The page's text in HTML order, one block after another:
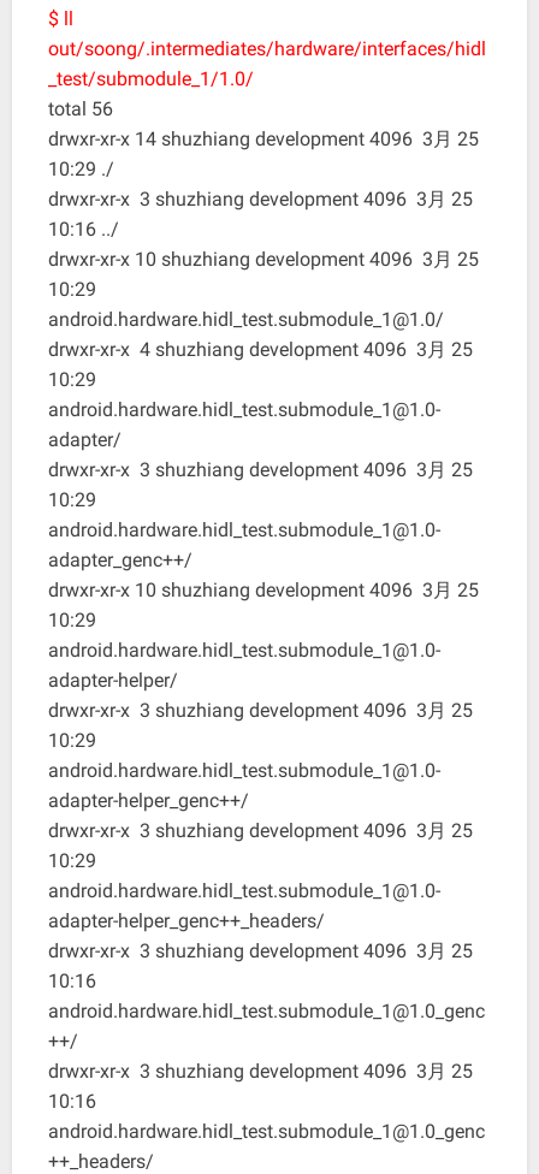
$ ll
out/soong/.intermediates/hardware/interfaces/hidl
_test/submodule_1/1.0/
total 56
drwxr-xr-x 14 shuzhiang development 4096 3月 25
10:29 ./
drwxr-xr-x 3 shuzhiang development 4096 3月 25
10:16 ../
drwxr-xr-x 10 shuzhiang development 4096 3月 25
10:29
android.hardware.hidl_test.submodule_1@1.0/
drwxr-xr-x 4 shuzhiang development 4096 3月 25
10:29
android.hardware.hidl_test.submodule_1@1.0-
adapter/
drwxr-xr-x 3 shuzhiang development 4096 3月 25
10:29
android.hardware.hidl_test.submodule_1@1.0-
adapter_genc++/
drwxr-xr-x 10 shuzhiang development 4096 3月 25
10:29
android.hardware.hidl_test.submodule_1@1.0-
adapter-helper/
drwxr-xr-x 3 shuzhiang development 4096 3月 25
10:29
android.hardware.hidl_test.submodule_1@1.0-
adapter-helper_genc++/
drwxr-xr-x 3 shuzhiang development 4096 3月 25
10:29
android.hardware.hidl_test.submodule_1@1.0-
adapter-helper_genc++_headers/
drwxr-xr-x 3 shuzhiang development 4096 3月 25
10:16
android.hardware.hidl_test.submodule_1@1.0_genc
++/
drwxr-xr-x 3 shuzhiang development 4096 3月 25
10:16
android.hardware.hidl_test.submodule_1@1.0_genc
++_headers/